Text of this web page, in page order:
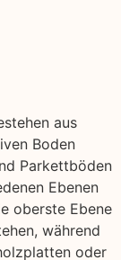
aus
Boden
Parkettböden
Ebenen
oberste Ebene
während
oder